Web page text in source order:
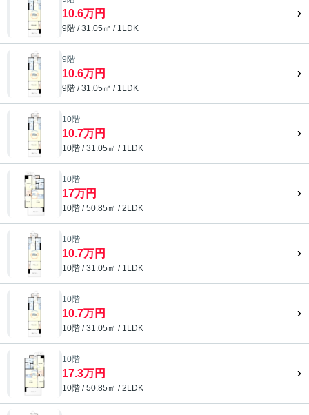
10.6万円
9階 / 31.05㎡ / 1LDK
9階
10.6万円
9階 / 31.05㎡ / 1LDK
10階
10.7万円
10階 / 31.05㎡ / 1LDK
10階
17万円
10階 / 50.85㎡ / 2LDK
10階
10.7万円
10階 / 31.05㎡ / 1LDK
10階
10.7万円
10階 / 31.05㎡ / 1LDK
10階
17.3万円
10階 / 50.85㎡ / 2LDK